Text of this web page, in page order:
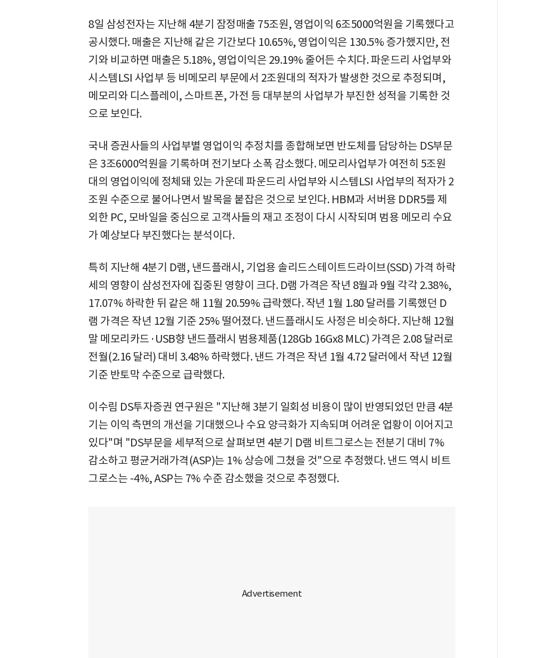
8일 삼성전자는 지난해 4분기 잠정매출 75조원, 영업이익 6조5000억원을 기록했다고
공시했다. 매출은 지난해 같은 기간보다 10.65%, 영업이익은 130.5% 증가했지만, 전
기와 비교하면 매출은 5.18%, 영업이익은 29.19% 줄어든 수치다. 파운드리 사업부와
시스템LSI 사업부 등 비메모리 부문에서 2조원대의 적자가 발생한 것으로 추정되며,
메모리와 디스플레이, 스마트폰, 가전 등 대부분의 사업부가 부진한 성적을 기록한 것
으로 보인다.
국내 증권사들의 사업부별 영업이익 추정치를 종합해보면 반도체를 담당하는 DS부문
은 3조6000억원을 기록하며 전기보다 소폭 감소했다. 메모리사업부가 여전히 5조원
대의 영업이익에 정체돼 있는 가운데 파운드리 사업부와 시스템LSI 사업부의 적자가 2
조원 수준으로 불어나면서 발목을 붙잡은 것으로 보인다. HBM과 서버용 DDR5를 제
외한 PC, 모바일을 중심으로 고객사들의 재고 조정이 다시 시작되며 범용 메모리 수요
가 예상보다 부진했다는 분석이다.
특히 지난해 4분기 D램, 낸드플래시, 기업용 솔리드스테이트드라이브(SSD) 가격 하락
세의 영향이 삼성전자에 집중된 영향이 크다. D램 가격은 작년 8월과 9월 각각 2.38%,
17.07% 하락한 뒤 같은 해 11월 20.59% 급락했다. 작년 1월 1.80 달러를 기록했던 D
램 가격은 작년 12월 기준 25% 떨어졌다. 낸드플래시도 사정은 비슷하다. 지난해 12월
말 메모리카드·USB향 낸드플래시 범용제품(128Gb 16Gx8 MLC) 가격은 2.08 달러로
전월(2.16 달러) 대비 3.48% 하락했다. 낸드 가격은 작년 1월 4.72 달러에서 작년 12월
기준 반토막 수준으로 급락했다.
이수림 DS투자증권 연구원은 "지난해 3분기 일회성 비용이 많이 반영되었던 만큼 4분
기는 이익 측면의 개선을 기대했으나 수요 양극화가 지속되며 어려운 업황이 이어지고
있다"며 "DS부문을 세부적으로 살펴보면 4분기 D램 비트그로스는 전분기 대비 7%
감소하고 평균거래가격(ASP)는 1% 상승에 그쳤을 것"으로 추정했다. 낸드 역시 비트
그로스는 -4%, ASP는 7% 수준 감소했을 것으로 추정했다.